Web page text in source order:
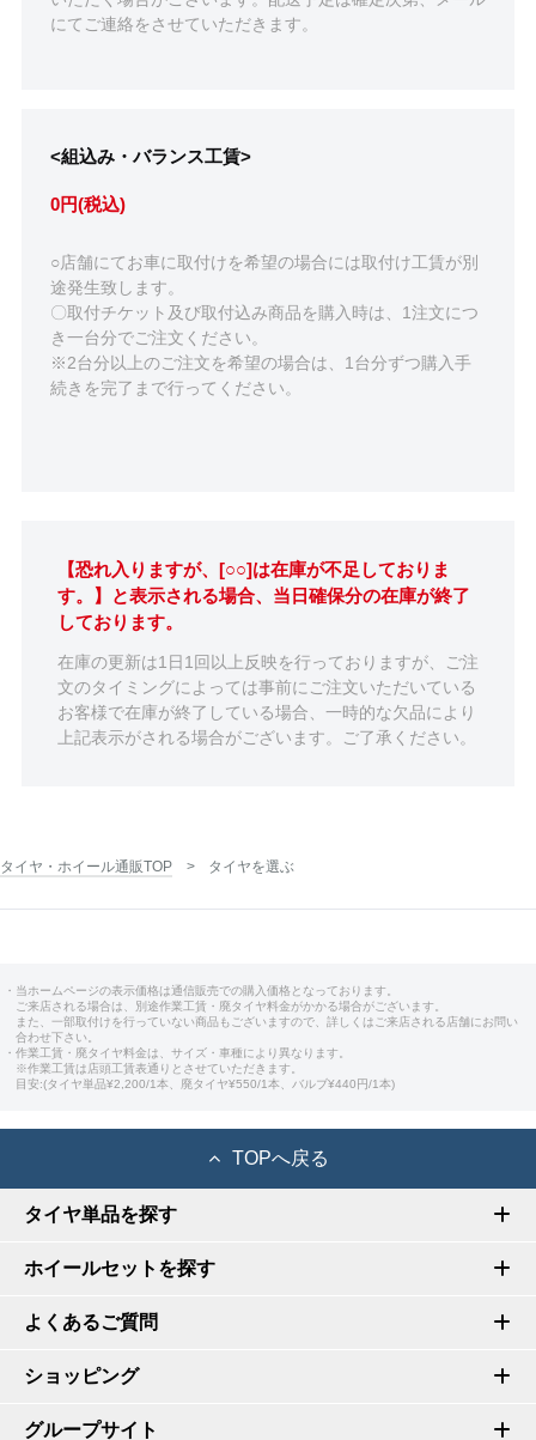
にてご連絡をさせていただきます。
<組込み・バランス工賃>
0円(税込)
○店舗にてお車に取付けを希望の場合には取付け工賃が別
途発生致します。
〇取付チケット及び取付込み商品を購入時は、1注文につ
き一台分でご注文ください。
※2台分以上のご注文を希望の場合は、1台分ずつ購入手
続きを完了まで行ってください。
【恐れ入りますが、[○○]は在庫が不足しておりま
す。】と表示される場合、当日確保分の在庫が終了
しております。
在庫の更新は1日1回以上反映を行っておりますが、ご注
文のタイミングによっては事前にご注文いただいている
お客様で在庫が終了している場合、一時的な欠品により
上記表示がされる場合がございます。ご了承ください。
タイヤ・ホイール通販TOP タイヤを選ぶ
・当ホームページの表示価格は通信販売での購入価格となっております。
ご来店される場合は、別途作業工賃・廃タイヤ料金がかかる場合がございます。
また、一部取付けを行っていない商品もございますので、詳しくはご来店される店舗にお問い
合わせ下さい。
・作業工賃・廃タイヤ料金は、サイズ・車種により異なります。
※作業工賃は店頭工賃表通りとさせていただきます。
目安:(タイヤ単品¥2,200/1本、廃タイヤ¥550/1本、バルブ¥440円/1本)
TOPへ戻る
タイヤ単品を探す
ホイールセットを探す
よくあるご質問
ショッピング
グループサイト